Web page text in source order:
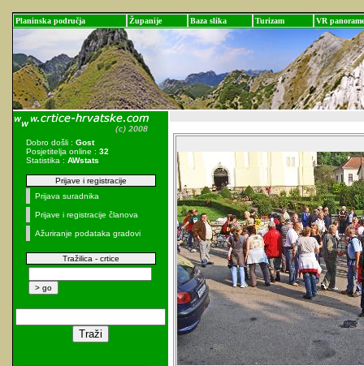
Planinska područja Županije Baza slika Turizam VR panorame
Dobro došli : Gost
Posjetitelja online : 32
Statistika : AWstats
Prijave i registracije
Prijava suradnika
Prijave i registracije članova
Ažuriranje podataka gradovi
Tražilica - crtice